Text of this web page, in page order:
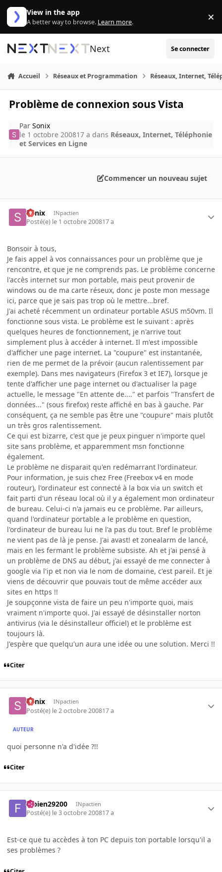
Aller au contenu
View in the app
A better way to browse. Learn more. ×
Next Se connecter
Accueil Réseaux et Programmation Réseaux, Internet,
Problème de connexion sous Vista
ParSonix
le 1 octobre 200817 a dans Réseaux, Internet, Téléphonie
et Services en Ligne
Commencer un nouveau sujet
Sonix INpactien
Posté(e) le 1 octobre 200817 a
Bonsoir à tous,
Je fais appel à vos connaissances pour un problème que je
rencontre, et que je ne comprends pas. Le problème concerne
l'accès internet sur mon portable, mais peut provenir de
windows ou de ma carte réseux, donc je poste mon message
ici, parce que je sais pas trop où le mettre...bref.
J'ai acheté récemment un ordinateur portable ASUS m50vm. Il
fonctionne sous vista. Le problème est le suivant : après
quelques heures de fonctionnement, je n'arrive tout
simplement plus à accéder à internet. Il m'est impossible
d'afficher une page internet. La "coupure" est instantanée,
rien de me permet de la prévoir (aucun ralentissement par
exemple). Dans mes navigateurs (Firefox 3 et IE7), lorsque je
tente d'afficher une page internet ou d'actualiser la page
actuelle, le message "En attente de...." et parfois "Transfert de
données..." (sous firefox) reste affiché en bas à gauche. Par
conséquent, ça ne semble pas être une "coupure" mais plutôt
un très gros ralentissement.
Ce qui est bizarre, c'est que je peux pinguer n'importe quel
site sans problème, et apparemment msn fonctionne
également.
Le problème ne disparait qu'en redémarrant l'ordinateur.
Pour information, je suis chez Free (Freebox v4 en mode
routeur), l'ordinateur est connecté à la box via un switch et
fait parti d'un réseau local où il y a également mon ordinateur
de bureau. Celui-ci n'a jamais eu ce problème. Par ailleurs,
quand l'ordinateur portable a le problème en question,
l'ordinateur de bureau lui ne l'a pas du tout. Bref le problème
ne vient pas de là je pense. J'ai avast! et zonealarm de lancé,
mais en les fermant le problème subsiste. Ah et j'ai pensé à
un problème de DNS au début, j'ai essayé de me connecter à
google via l'ip et non via le nom de domaine, c'est pareil. Et je
viens de découvrir que pouvais tout de même accéder aux
sites en https !!
Je soupçonne vista de faire un peu n'importe quoi, mais
vraiment n'importe quoi. J'ai essayé de désinstaller norton
antivirus (via le désinstalleur officiel) et le problème est
toujours là.
J'espère que quelqu'un aura une idée ou une solution. Merci !!
Citer
Sonix INpactien
Posté(e) le 2 octobre 200817 a
AUTEUR
quoi personne n'a d'idée ?!!
Citer
fabien29200 INpactien
Posté(e) le 3 octobre 200817 a
Est-ce que tu accèdes à ton PC depuis ton portable lorsqu'il a
ses problèmes ?